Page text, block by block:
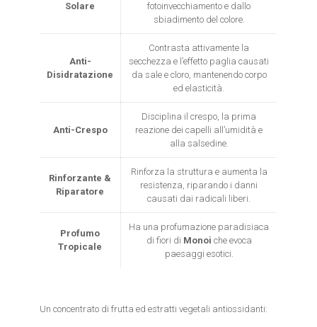
Solare
fotoinvecchiamento e dallo
sbiadimento del colore.
Anti-
Disidratazione
Contrasta attivamente la
secchezza e l’effetto paglia causati
da sale e cloro, mantenendo corpo
ed elasticità.
Anti-Crespo
Disciplina il crespo, la prima
reazione dei capelli all’umidità e
alla salsedine.
Rinforzante &
Riparatore
Rinforza la struttura e aumenta la
resistenza, riparando i danni
causati dai radicali liberi.
Profumo
Tropicale
Ha una profumazione paradisiaca
di fiori di Monoi che evoca
paesaggi esotici.
Un concentrato di frutta ed estratti vegetali antiossidanti: